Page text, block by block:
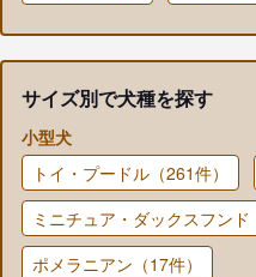
サイズ別で犬種を探す
小型犬
トイ・プードル（261件）
ミニチュア・ダックスフンド
ポメラニアン（17件）